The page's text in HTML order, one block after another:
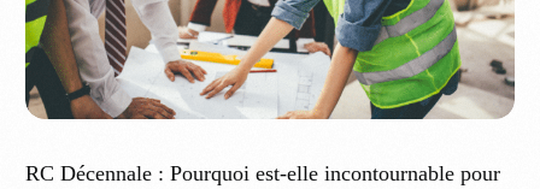
RC Décennale : Pourquoi est-elle incontournable pour